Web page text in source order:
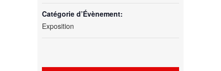
Catégorie d’Évènement:
Exposition